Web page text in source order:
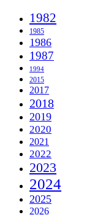
1982
1985
1986
1987
1994
2015
2017
2018
2019
2020
2021
2022
2023
2024
2025
2026